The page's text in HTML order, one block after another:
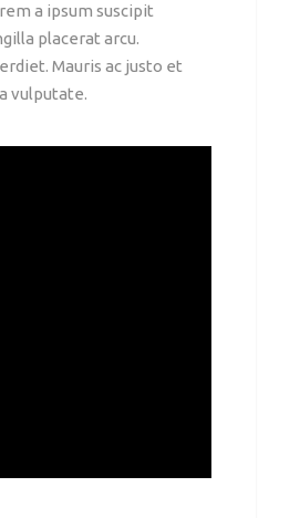
a ipsum suscipit
placerat arcu.
Mauris ac justo et
vulputate.